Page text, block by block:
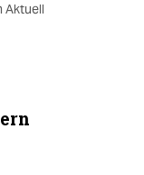
Aktuell